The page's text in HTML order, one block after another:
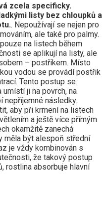
zcela specificky.
listy bez chloupků a
. Nepoužívají se nejen pro
ale také pro palmy.
na listech během
se aplikují na listy, ale
– postřikem. Místo
vodou se provádí postřik
Tento postup se
ji na povrch, na
nepříjemné následky.
aby při krmení na listech
a ještě více přímým
okamžitě zanechá
měla být alespoň střední
je vždy kombinován s
že takový postup
rostlina absorbuje hlavní